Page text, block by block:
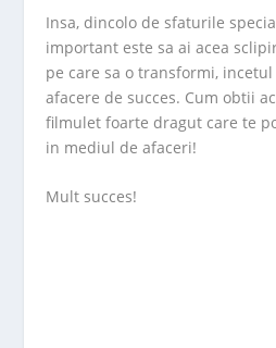
Insa, dincolo de sfaturile
important este sa ai acea
pe care sa o transformi,
afacere de succes. Cum obtii
filmulet foarte dragut care te
in mediul de afaceri!
Mult succes!